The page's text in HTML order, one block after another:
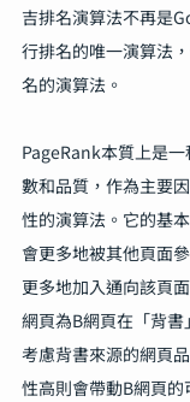
吉排名演算法不再是
行排名的唯一演算法
名的演算法。
PageRank本質上是
數和品質，作為主要
性的演算法。它的基
會更多地被其他頁面
更多地加入通向該頁
網頁為B網頁在「背
考慮背書來源的網頁
性高則會帶動B網頁